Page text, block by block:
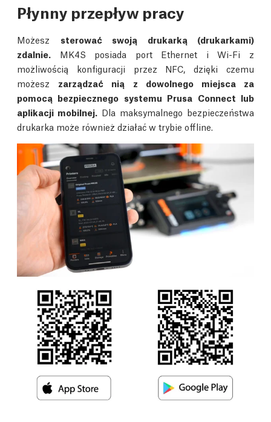
Płynny przepływ pracy
Możesz sterować swoją drukarką (drukarkami)
zdalnie. MK4S posiada port Ethernet i Wi-Fi z
możliwością konfiguracji przez NFC, dzięki czemu
możesz zarządzać nią z dowolnego miejsca za
pomocą bezpiecznego systemu Prusa Connect lub
aplikacji mobilnej. Dla maksymalnego bezpieczeństwa
drukarka może również działać w trybie offline.